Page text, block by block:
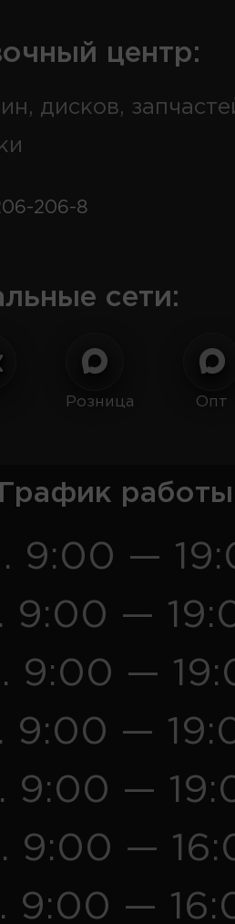
центр:
дисков,
206-8
сети:
Розница Опт
График
9:00 —
9:00 —
9:00 —
9:00 —
9:00 —
9:00 —
9:00 —